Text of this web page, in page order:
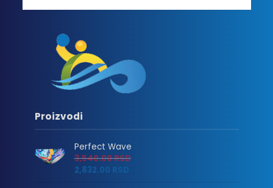
Proizvodi
Perfect Wave
3,540.00RSD
2,832.00 RSD